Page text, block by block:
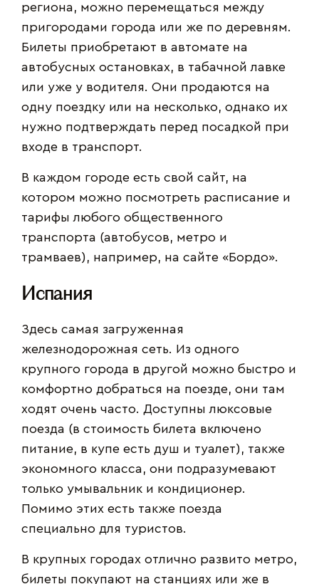
региона, можно перемещаться между
пригородами города или же по деревням.
Билеты приобретают в автомате на
автобусных остановках, в табачной лавке
или уже у водителя. Они продаются на
одну поездку или на несколько, однако их
нужно подтверждать перед посадкой при
входе в транспорт.
В каждом городе есть свой сайт, на
котором можно посмотреть расписание и
тарифы любого общественного
транспорта (автобусов, метро и
трамваев), например, на сайте «Бордо».
Испания
Здесь самая загруженная
железнодорожная сеть. Из одного
крупного города в другой можно быстро и
комфортно добраться на поезде, они там
ходят очень часто. Доступны люксовые
поезда (в стоимость билета включено
питание, в купе есть душ и туалет), также
экономного класса, они подразумевают
только умывальник и кондиционер.
Помимо этих есть также поезда
специально для туристов.
В крупных городах отлично развито метро,
билеты покупают на станциях или же в